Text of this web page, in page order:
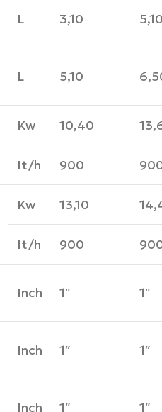
L 3,10
L 5,10
Kw 10,40
It/h 900
Kw 13,10
It/h 900
Inch 1″ 1″
Inch 1″ 1″
Inch 1″ 1″